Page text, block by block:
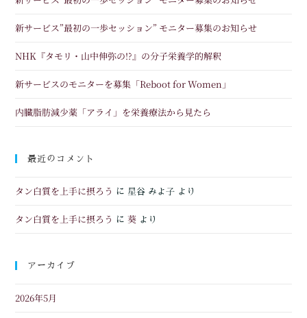
新サービス”最初の一歩セッション” モニター募集のお知らせ
NHK『タモリ・山中伸弥の!?』の分子栄養学的解釈
新サービスのモニターを募集「Reboot for Women」
内臓脂肪減少薬「アライ」を栄養療法から見たら
最近のコメント
タン白質を上手に摂ろう に 星谷 みよ子 より
タン白質を上手に摂ろう に葵 より
アーカイブ
2026年5月